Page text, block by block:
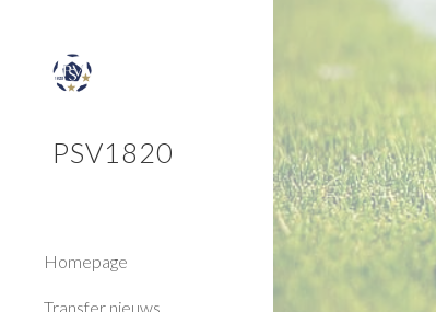
PSV1820
Homepage
Transfer nieuws